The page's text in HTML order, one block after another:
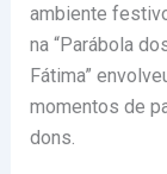
ambiente
na “Parábola
Fátima”
momentos de
dons.